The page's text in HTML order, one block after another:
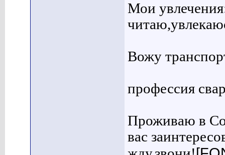
Мои
Вожу
профессия
Проживаю в
вас